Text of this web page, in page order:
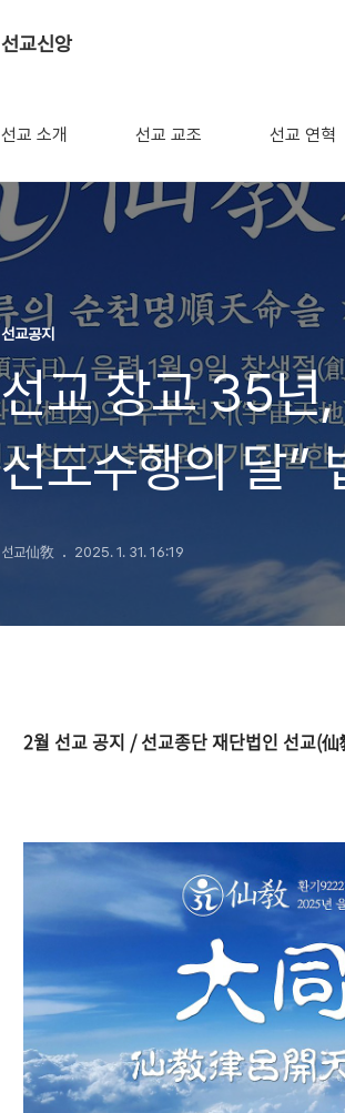
선교신앙
선교 소개 선교 교조 선교 연혁
선교공지
선교 창교 35
선도수행의 달”
선교仙敎 2025. 1. 31. 16:19
2월 선교 공지 / 선교종단 재단법인 선교(